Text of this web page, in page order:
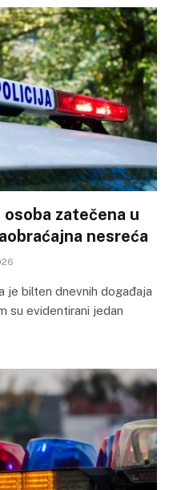
osoba zatečena u
nesreća
je bilten dnevnih događaja
su evidentirani jedan